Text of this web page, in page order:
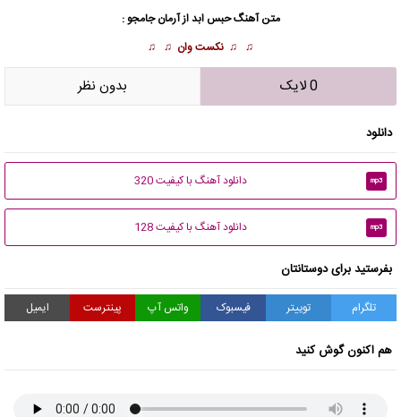
متن آهنگ حبس ابد از آرمان جامجو :
♫ ♫ نکست وان ♫ ♫
0 لایک بدون نظر
دانلود
mp3 دانلود آهنگ با کیفیت 320
mp3 دانلود آهنگ با کیفیت 128
بفرستید برای دوستانتان
تلگرام توییتر فیسبوک واتس آپ پینترست ایمیل
هم اکنون گوش کنید